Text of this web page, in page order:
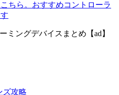
ちら。おすすめコントローラ
ミングデバイスまとめ【ad】
ズ攻略